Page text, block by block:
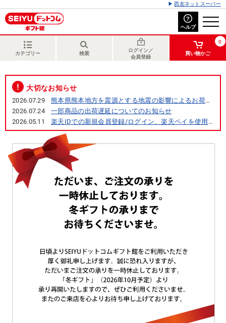
西友ネットスーパー
ヘルプ
カテゴリー 検索
ログイン／
会員登録
0
買い物かご
大切なお知らせ
2026.07.29
熊本県熊本地方を震源とする地震の影響によるお荷物のお届けについて
2026.07.24
一部商品の出荷遅延についてのお知らせ
2026.05.11
楽天IDでの新規会員登録/ログイン、楽天ペイを使用したお支払い終了について